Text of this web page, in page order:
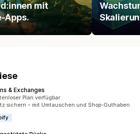
mit
Apps.
& Exchanges
insgesamtPlan verfügbar
sichern – mit Umtauschen und Shop-Guthaben